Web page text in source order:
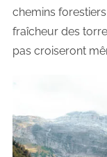
chemins
fraîcheur des
pas croiseront